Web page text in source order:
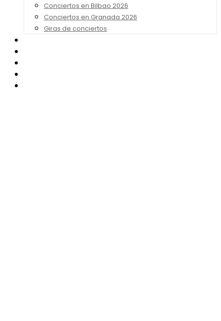
Conciertos en Bilbao 2026
Conciertos en Granada 2026
Giras de conciertos